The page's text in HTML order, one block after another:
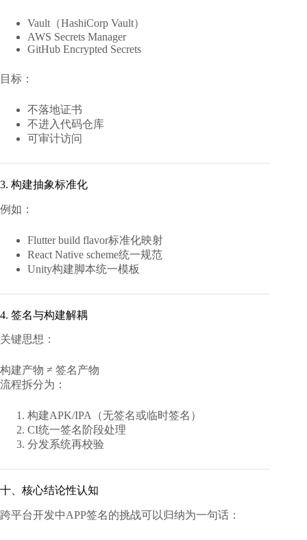
Vault（HashiCorp Vault）
AWS Secrets Manager
GitHub Encrypted Secrets
目标：
不落地证书
不进入代码仓库
可审计访问
3. 构建抽象标准化
例如：
Flutter build flavor标准化映射
React Native scheme统一规范
Unity构建脚本统一模板
4. 签名与构建解耦
关键思想：
构建产物 ≠ 签名产物
流程拆分为：
构建APK/IPA（无签名或临时签名）
CI统一签名阶段处理
分发系统再校验
十、核心结论性认知
跨平台开发中APP签名的挑战可以归纳为一句话：